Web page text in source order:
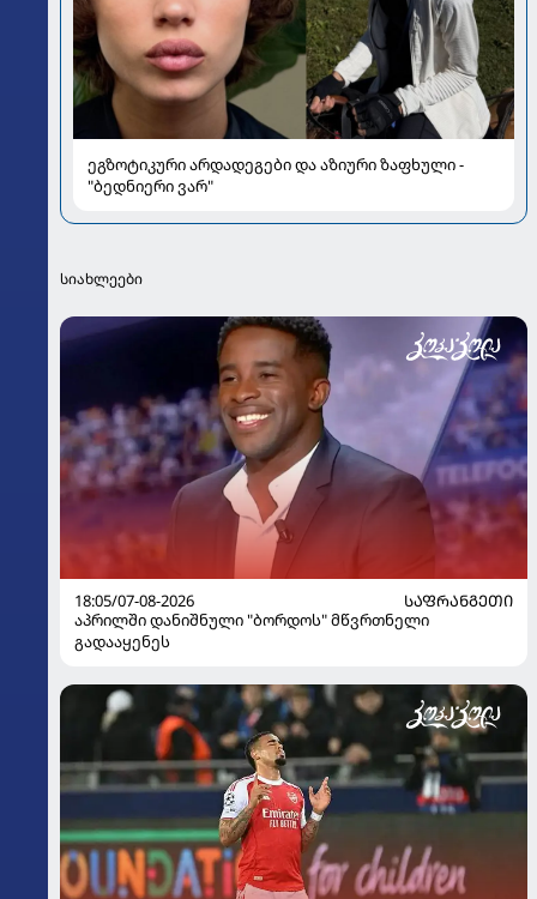
ეგზოტიკური არდადეგები და აზიური ზაფხული -
"ბედნიერი ვარ"
სიახლეები
18:05/07-08-2026
ᲡᲐᲤᲠᲐᲜᲒᲔᲗᲘ
აპრილში დანიშნული "ბორდოს" მწვრთნელი
გადააყენეს